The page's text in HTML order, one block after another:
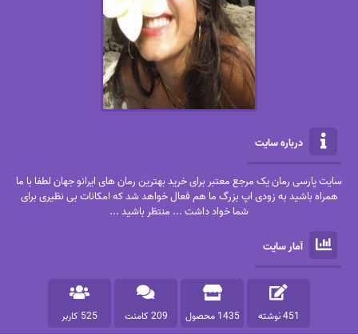
درباره سایت
سایت پارسی رمان یک مرجع معتبر برای خرید بهترین رمان های ایرانو جهان لطفا با ما
همراه باشید به زودی اپ بزرگ ما هم فعال خواهد شد که امکانات بی نظیری برای
شما خواد داشت ... منتظر باشید ...
آمار سایت
451 نوشته 1435 محصول 209 کامنت 525 کاربر